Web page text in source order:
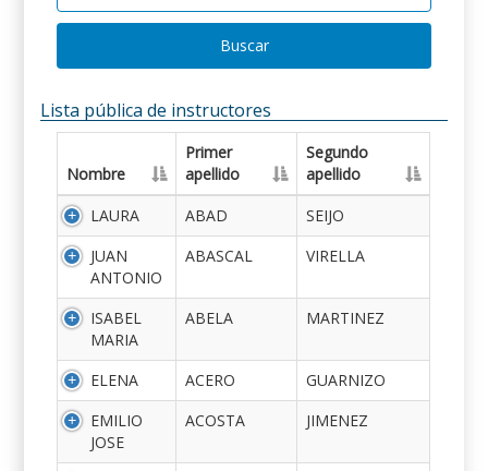
Buscar
Lista pública de instructores
Nombre
Primer
apellido
Segundo
apellido
LAURA
ABAD
SEIJO
JUAN
ANTONIO
ABASCAL VIRELLA
ISABEL
MARIA
ABELA MARTINEZ
ELENA ACERO
GUARNIZO
EMILIO
JOSE
ACOSTA JIMENEZ